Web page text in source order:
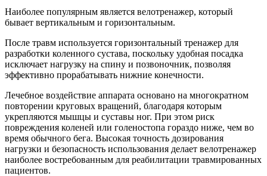
Наиболее популярным является велотренажер, который
бывает вертикальным и горизонтальным.
После травм используется горизонтальный тренажер для
разработки коленного сустава, поскольку удобная посадка
исключает нагрузку на спину и позвоночник, позволяя
эффективно прорабатывать нижние конечности.
Лечебное воздействие аппарата основано на многократном
повторении круговых вращений, благодаря которым
укрепляются мышцы и суставы ног. При этом риск
повреждения коленей или голеностопа гораздо ниже, чем во
время обычного бега. Высокая точность дозирования
нагрузки и безопасность использования делает велотренажер
наиболее востребованным для реабилитации травмированных
пациентов.